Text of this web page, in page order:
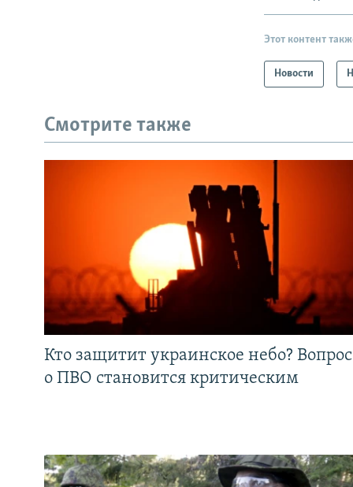
Этот контент
Новости
Смотрите также
Кто защитит украинское небо? Вопрос
о ПВО становится критическим